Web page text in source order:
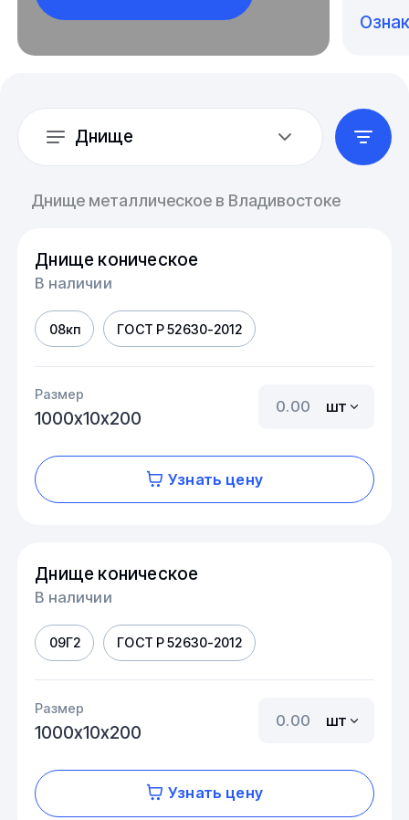
Днище
Днище металлическое в Владивостоке
Днище коническое
В наличии
08кп ГОСТ Р 52630-2012
Размер
1000х10х200
шт
Узнать цену
Днище коническое
В наличии
09Г2 ГОСТ Р 52630-2012
Размер
1000х10х200
шт
Узнать цену